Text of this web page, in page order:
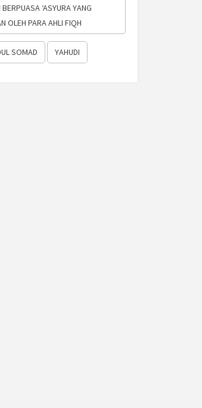
‘ASYURA YANG
OLEH PARA AHLI FIQH
SOMAD YAHUDI